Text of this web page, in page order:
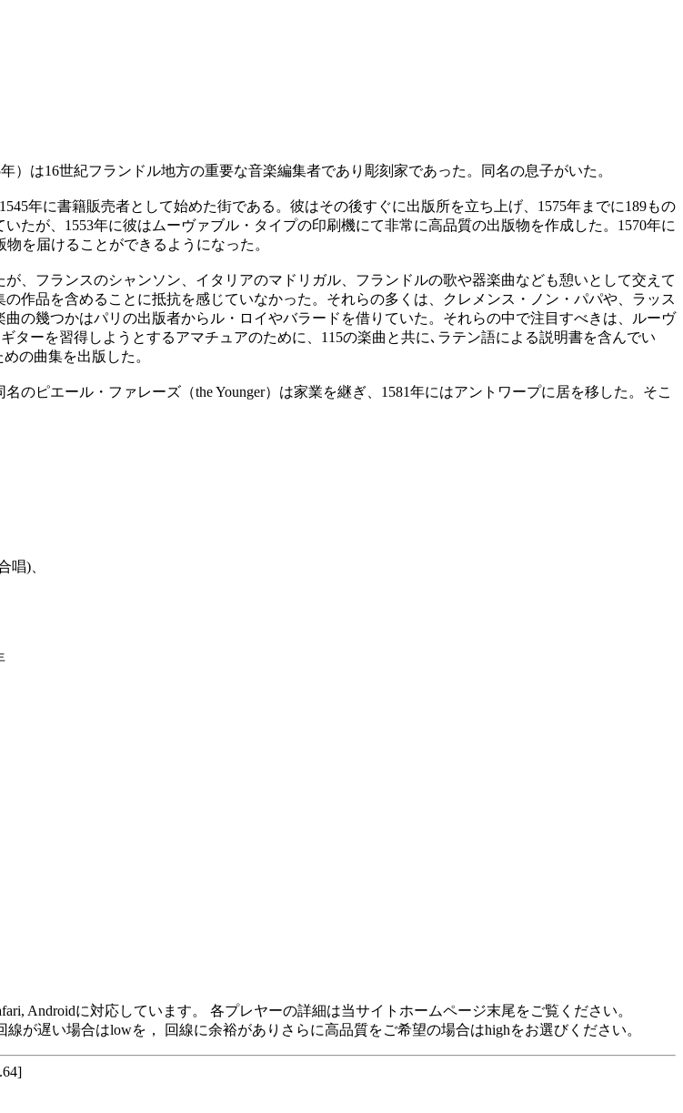
年）は16世紀フランドル地方の重要な音楽編集者であり彫刻家であった。同名の息子がいた。
年に書籍販売者として始めた街である。彼はその後すぐに出版所を立ち上げ、1575年までに189もの
たが、1553年に彼はムーヴァブル・タイプの印刷機にて非常に高品質の出版物を作成した。1570年に
を届けることができるようになった。
、フランスのシャンソン、イタリアのマドリガル、フランドルの歌や器楽曲なども憩いとして交えて
作品を含めることに抵抗を感じていなかった。それらの多くは、クレメンス・ノン・パパや、ラッス
の幾つかはパリの出版者からル・ロイやバラードを借りていた。それらの中で注目すべきは、ルーヴ
ギターを習得しようとするアマチュアのために、115の楽曲と共に､ラテン語による説明書を含んでい
の曲集を出版した。
ピエール・ファレーズ（the Younger）は家業を継ぎ、1581年にはアントワープに居を移した。そこ
唱)、
Androidに対応しています。 各プレヤーの詳細は当サイトホームページ末尾をご覧ください。
が遅い場合はlowを， 回線に余裕がありさらに高品質をご希望の場合はhighをお選びください。